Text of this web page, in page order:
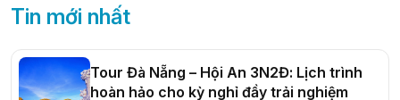
Tin mới nhất
Tour Đà Nẵng – Hội An 3N2Đ: Lịch trình
hoàn hảo cho kỳ nghỉ đầy trải nghiệm